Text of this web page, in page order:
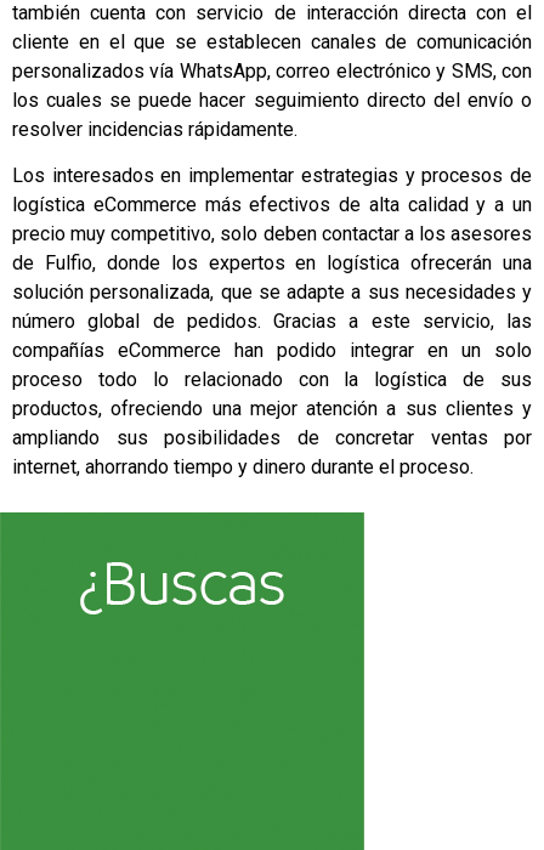
también cuenta con servicio de interacción directa con el
cliente en el que se establecen canales de comunicación
personalizados vía WhatsApp, correo electrónico y SMS, con
los cuales se puede hacer seguimiento directo del envío o
resolver incidencias rápidamente.
Los interesados en implementar estrategias y procesos de
logística eCommerce más efectivos de alta calidad y a un
precio muy competitivo, solo deben contactar a los asesores
de Fulfio, donde los expertos en logística ofrecerán una
solución personalizada, que se adapte a sus necesidades y
número global de pedidos. Gracias a este servicio, las
compañías eCommerce han podido integrar en un solo
proceso todo lo relacionado con la logística de sus
productos, ofreciendo una mejor atención a sus clientes y
ampliando sus posibilidades de concretar ventas por
internet, ahorrando tiempo y dinero durante el proceso.